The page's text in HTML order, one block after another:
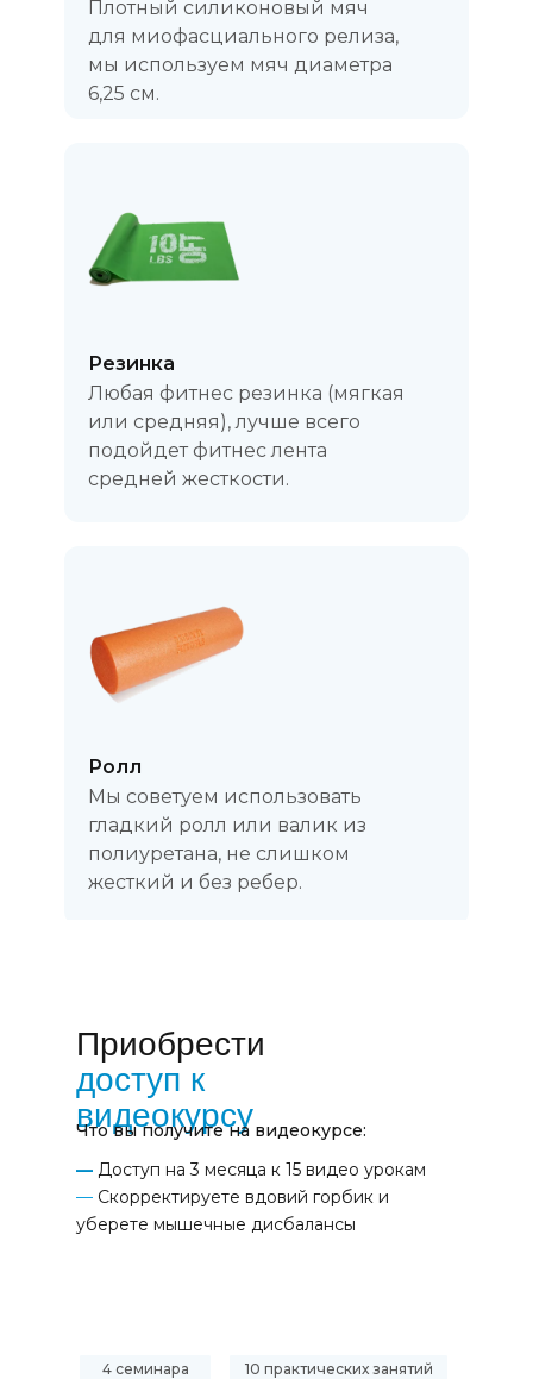
Ролл
Мы советуем использовать
гладкий ролл или валик из
полиуретана, не слишком
жесткий и без ребер.
Резинка
Любая фитнес резинка (мягкая
или средняя), лучше всего
подойдет фитнес лента
средней жесткости.
Плотный силиконовый мяч
для миофасциального релиза,
мы используем мяч диаметра
6,25 см.
Приобрести
доступ к
видеокурсу
Что вы получите на видеокурсе:
— Доступ на 3 месяца к 15 видео урокам
— Скорректируете вдовий горбик и
уберете мышечные дисбалансы
4 семинара 10 практических занятий